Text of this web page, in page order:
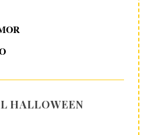
HALLOWEEN